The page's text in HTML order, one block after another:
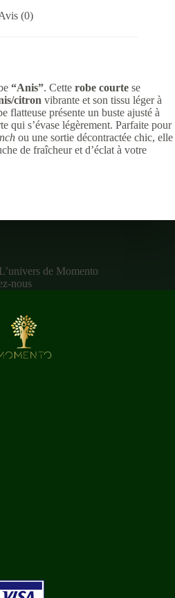
(0)
“Anis”. Cette robe courte se
citron vibrante et son tissu léger à
flatteuse présente un buste ajusté à
qui s’évase légèrement. Parfaite pour
ou une sortie décontractée chic, elle
de fraîcheur et d’éclat à votre
L’univers de Momento
nous